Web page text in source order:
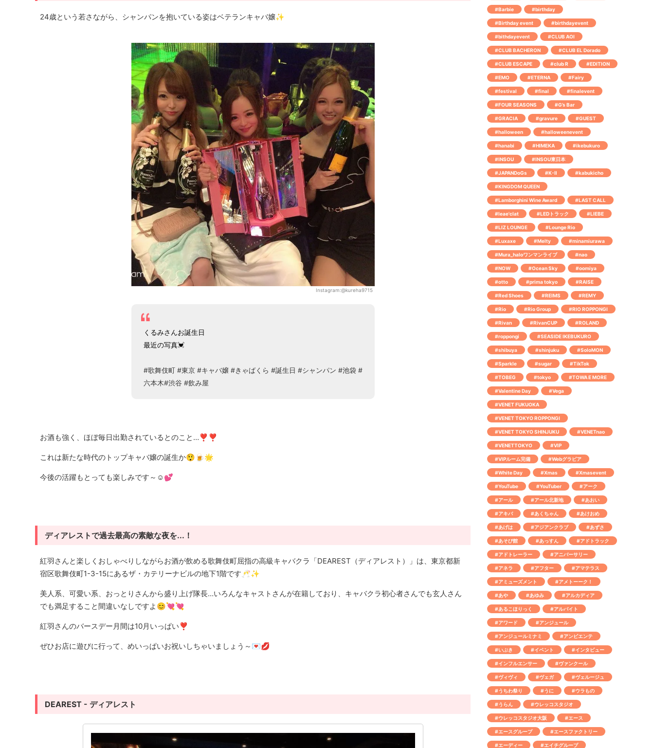
24歳という若さながら、シャンパンを抱いている姿はベテランキャバ嬢✨
Instagram:@kureha9715
くるみさんお誕生日
最近の写真💓
#歌舞伎町 #東京 #キャバ嬢 #きゃばくら #誕生日 #シャンパン #池袋 #
六本木#渋谷 #飲み屋
お酒も強く、ほぼ毎日出勤されているとのこと…❣❣
これは新たな時代のトップキャバ嬢の誕生か😲🍺🌟
今後の活躍もとっても楽しみです～☺💕
ディアレストで過去最高の素敵な夜を...！
紅羽さんと楽しくおしゃべりしながらお酒が飲める歌舞伎町屈指の高級キャバクラ「DEAREST（ディアレスト）」は、東京都新
宿区歌舞伎町1-3-15にあるザ・カテリーナビルの地下1階です🥂✨
美人系、可愛い系、おっとりさんから盛り上げ隊長…いろんなキャストさんが在籍しており、キャバクラ初心者さんでも玄人さん
でも満足すること間違いなしですよ😊💘💘
紅羽さんのバースデー月間は10月いっぱい❣
ぜひお店に遊びに行って、めいっぱいお祝いしちゃいましょう～💌💋
DEAREST - ディアレスト
#Barbie #birthday
#Birthday event #birthdayevent
#bithdayevent #CLUB AOI
#CLUB BACHERON #CLUB EL Dorado
#CLUB ESCAPE #club R #EDITION
#EMO #ETERNA #Fairy
#festival #final #finalevent
#FOUR SEASONS #G’s Bar
#GRACIA #gravure #GUEST
#halloween #halloweenevent
#hanabi #HIMEKA #ikebukuro
#INSOU #INSOU東日本
#JAPANDoGs #K-Ⅱ #kabukicho
#KINGDOM QUEEN
#Lamborghini Wine Award #LAST CALL
#leae'clat #LEDトラック #LIEBE
#LIZ LOUNGE #Lounge Rio
#Luxaxe #Melty #minamiurawa
#Mura_haloワンマンライブ #nao
#NOW #Ocean Sky #oomiya
#otto #prima tokyo #RAISE
#Red Shoes #REIMS #REMY
#Rio #Rio Group #RIO ROPPONGI
#Rivan #RivanCUP #ROLAND
#roppongi #SEASIDE IKEBUKURO
#shibuya #shinjuku #SoloMON
#Sparkle #sugar #TikTok
#TOBEG #tokyo #TOWA E MORE
#Valentine Day #Vega
#VENET FUKUOKA
#VENET TOKYO ROPPONGI
#VENET TOKYO SHINJUKU #VENETnao
#VENETTOKYO #VIP
#VIPルーム完備 #Webグラビア
#White Day #Xmas #Xmasevent
#YouTube #YouTuber #アーク
#アール #アール北新地 #あおい
#アキバ #あくちゃん #あけおめ
#あげは #アジアンクラブ #あずさ
#あそび館 #あっすん #アドトラック
#アドトレーラー #アニバーサリー
#アネラ #アフター #アマテラス
#アミューズメント #アメトーーク！
#あや #あゆみ #アルカディア
#あるこほりっく #アルバイト
#アワード #アンジュール
#アンジュールミナミ #アンビエンテ
#いぶき #イベント #インタビュー
#インフルエンサー #ヴァンクール
#ヴィヴィ #ヴェガ #ヴェルージュ
#うちわ祭り #うに #ウラもの
#うらん #ウレッコスタジオ
#ウレッコスタジオ大阪 #エース
#エースグループ #エースファクトリー
#エーディー #エイチグループ